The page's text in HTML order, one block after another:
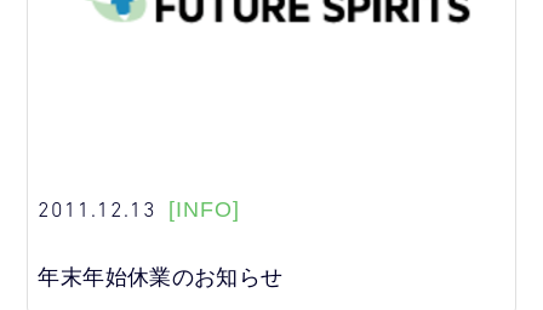
2011.12.13 [INFO]
年末年始休業のお知らせ